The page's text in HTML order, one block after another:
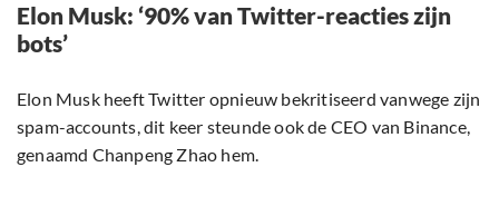
Elon Musk: ‘90% van Twitter-reacties zijn
bots’
Elon Musk heeft Twitter opnieuw bekritiseerd vanwege zijn
spam-accounts, dit keer steunde ook de CEO van Binance,
genaamd Chanpeng Zhao hem.